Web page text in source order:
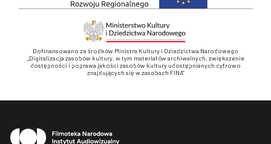
Dofinansowano ze środków Ministra Kultury i Dziedzictwa Narodowego
„Digitalizacja zasobów kultury, w tym materiałów archiwalnych, zwiększenie
dostępności i poprawa jakości zasobów kultury udostępnianych cyfrowo
znajdujących się w zasobach FINA”